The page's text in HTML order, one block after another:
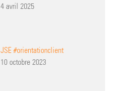
4 avril 2025
JSE #orientationclient
10 octobre 2023